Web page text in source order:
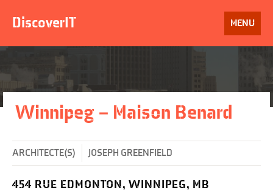
contenu
DiscoverIT
OUVRIR
LE
MENU
Winnipeg – Maison Benard
ARCHITECTE(S) JOSEPH GREENFIELD
454 RUE EDMONTON, WINNIPEG, MB